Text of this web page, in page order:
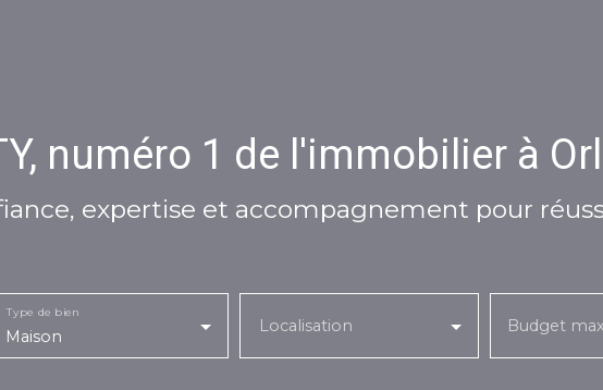
numéro 1 de l'immobilier à
expertise et accompagnement pour
Maison
Type de bien
Localisation Budget